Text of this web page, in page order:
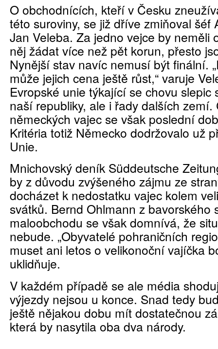
O obchodnících, kteří v Česku
této suroviny, se již dříve zmiňoval šéf
Jan Veleba. Za jedno vejce by neměli
něj žádat více než pět korun, přesto
Nynější stav navíc nemusí být finální.
může jejich cena ještě růst,“ varuje
Evropské unie týkající se chovu slepic
naší republiky, ale i řady dalších zemí.
německých vajec se však poslední
Kritéria totiž Německo dodržovalo už
Unie.
Mnichovský deník Süddeutsche
by z důvodu zvýšeného zájmu ze
docházet k nedostatku vajec kolem
svátků. Bernd Ohlmann z bavorského
maloobchodu se však domnívá, že
nebude. „Obyvatelé pohraničních
muset ani letos o velikonoční vajíčka
uklidňuje.
V každém případě se ale média
výjezdy nejsou u konce. Snad tedy
ještě nějakou dobu mít dostatečnou
která by nasytila oba dva národy.